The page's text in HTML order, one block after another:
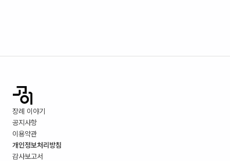
장례 이야기
공지사항
이용약관
개인정보처리방침
감사보고서